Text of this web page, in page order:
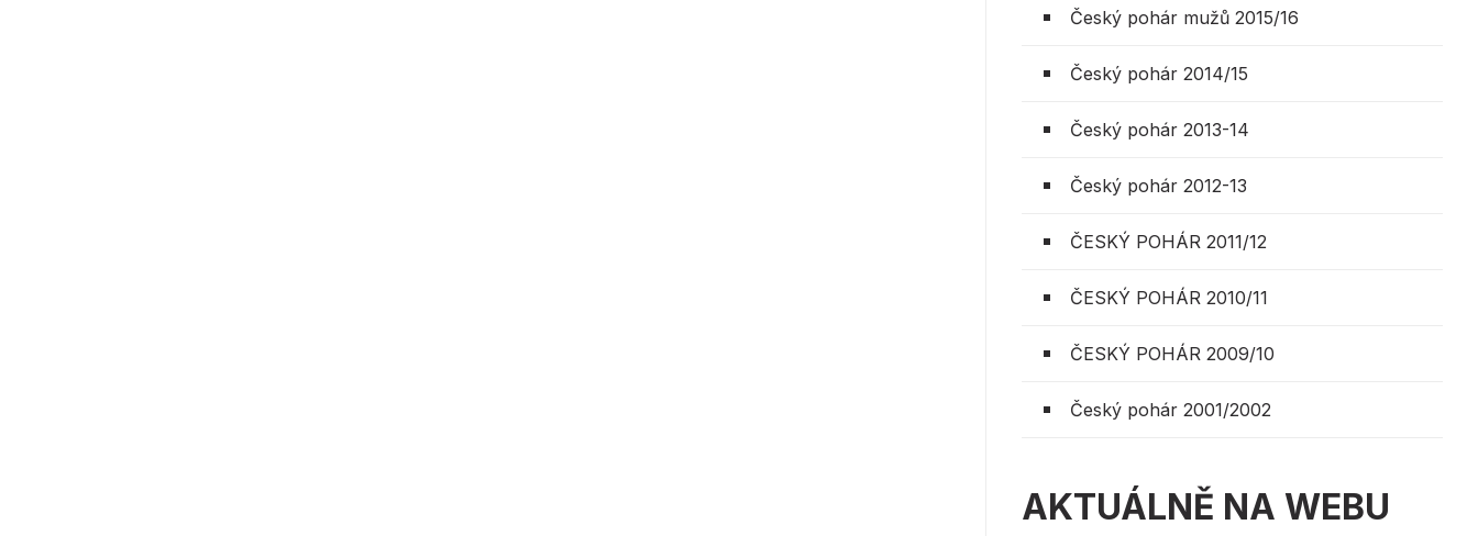
Český pohár mužů 2015/16
Český pohár 2014/15
Český pohár 2013-14
Český pohár 2012-13
ČESKÝ POHÁR 2011/12
ČESKÝ POHÁR 2010/11
ČESKÝ POHÁR 2009/10
Český pohár 2001/2002
AKTUÁLNĚ NA WEBU